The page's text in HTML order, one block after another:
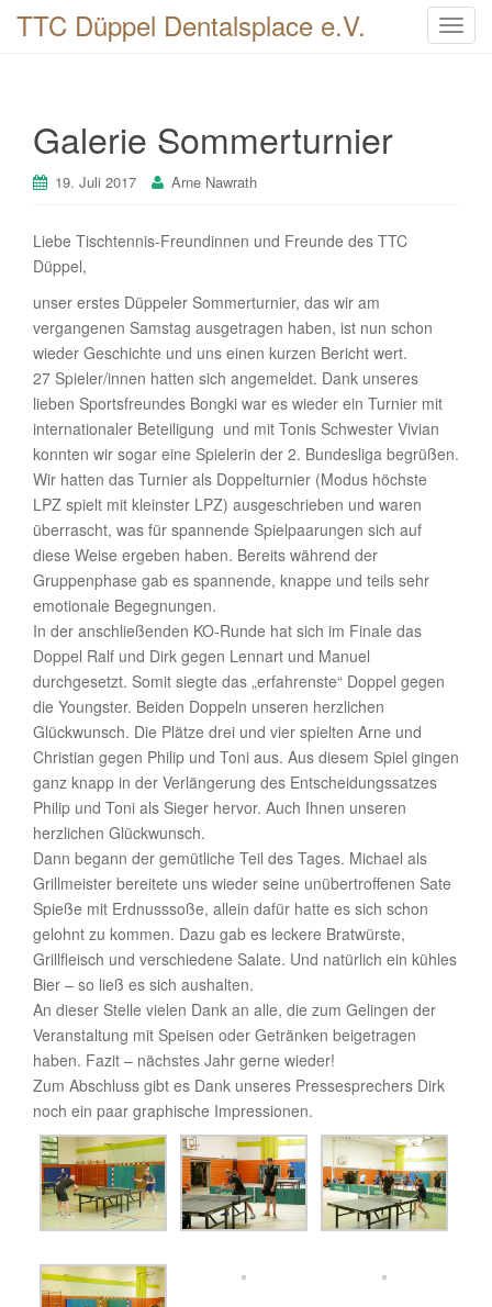
T
TTC Düppel Dentalsplace e.V.
Galerie Sommerturnier
19. Juli 2017 Arne Nawrath
Liebe Tischtennis-Freundinnen und Freunde des TTC
Düppel,
unser erstes Düppeler Sommerturnier, das wir am
vergangenen Samstag ausgetragen haben, ist nun schon
wieder Geschichte und uns einen kurzen Bericht wert.
27 Spieler/innen hatten sich angemeldet. Dank unseres
lieben Sportsfreundes Bongki war es wieder ein Turnier mit
internationaler Beteiligung und mit Tonis Schwester Vivian
konnten wir sogar eine Spielerin der 2. Bundesliga begrüßen.
Wir hatten das Turnier als Doppelturnier (Modus höchste
LPZ spielt mit kleinster LPZ) ausgeschrieben und waren
überrascht, was für spannende Spielpaarungen sich auf
diese Weise ergeben haben. Bereits während der
Gruppenphase gab es spannende, knappe und teils sehr
emotionale Begegnungen.
In der anschließenden KO-Runde hat sich im Finale das
Doppel Ralf und Dirk gegen Lennart und Manuel
durchgesetzt. Somit siegte das „erfahrenste“ Doppel gegen
die Youngster. Beiden Doppeln unseren herzlichen
Glückwunsch. Die Plätze drei und vier spielten Arne und
Christian gegen Philip und Toni aus. Aus diesem Spiel gingen
ganz knapp in der Verlängerung des Entscheidungssatzes
Philip und Toni als Sieger hervor. Auch Ihnen unseren
herzlichen Glückwunsch.
Dann begann der gemütliche Teil des Tages. Michael als
Grillmeister bereitete uns wieder seine unübertroffenen Sate
Spieße mit Erdnusssoße, allein dafür hatte es sich schon
gelohnt zu kommen. Dazu gab es leckere Bratwürste,
Grillfleisch und verschiedene Salate. Und natürlich ein kühles
Bier – so ließ es sich aushalten.
An dieser Stelle vielen Dank an alle, die zum Gelingen der
Veranstaltung mit Speisen oder Getränken beigetragen
haben. Fazit – nächstes Jahr gerne wieder!
Zum Abschluss gibt es Dank unseres Pressesprechers Dirk
noch ein paar graphische Impressionen.